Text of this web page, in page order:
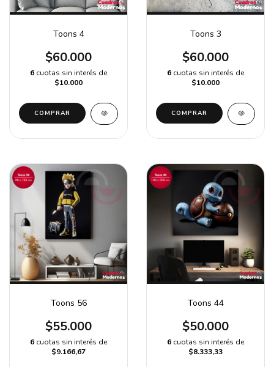
Toons 4
$60.000
6 cuotas sin interés de
$10.000
COMPRAR
Toons 3
$60.000
6 cuotas sin interés de
$10.000
COMPRAR
Toons 56
$55.000
6 cuotas sin interés de
$9.166,67
Toons 44
$50.000
6 cuotas sin interés de
$8.333,33